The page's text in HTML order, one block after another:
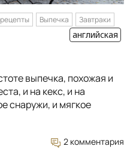
Выпечка Завтраки
английская
выпечка, похожая и
и на кекс, и на
снаружи, и мягкое
2 комментария